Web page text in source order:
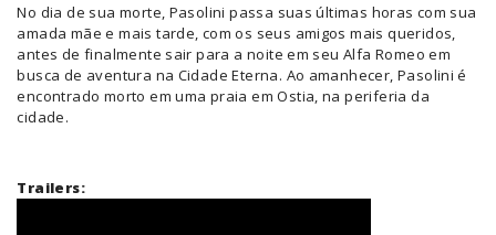
No dia de sua morte, Pasolini passa suas últimas horas com sua
amada mãe e mais tarde, com os seus amigos mais queridos,
antes de finalmente sair para a noite em seu Alfa Romeo em
busca de aventura na Cidade Eterna. Ao amanhecer, Pasolini é
encontrado morto em uma praia em Ostia, na periferia da
cidade.
Trailers: